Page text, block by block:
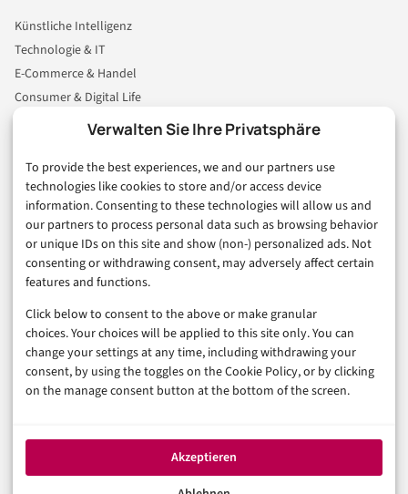
Verwalten Sie Ihre Privatsphäre
To provide the best experiences, we and our partners use
technologies like cookies to store and/or access device
information. Consenting to these technologies will allow us and
our partners to process personal data such as browsing behavior
or unique IDs on this site and show (non-) personalized ads. Not
consenting or withdrawing consent, may adversely affect certain
features and functions.
Click below to consent to the above or make granular
choices. Your choices will be applied to this site only. You can
change your settings at any time, including withdrawing your
consent, by using the toggles on the Cookie Policy, or by clicking
on the manage consent button at the bottom of the screen.
Akzeptieren
Künstliche Intelligenz
Technologie & IT
E-Commerce & Handel
Consumer & Digital Life
Business & Karriere
Sicherheit & Recht
Digitalisierung
Marketing
Magazin
Unsere Redaktion
Werbeformate & Media Kit
Rechtliches
Datenschutzerklärung (EU)
Cookie-Richtlinie (EU)